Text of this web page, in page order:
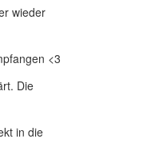
wieder
<3
Die
in die